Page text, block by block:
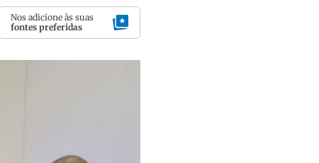
Nos adicione às suas
fontes preferidas